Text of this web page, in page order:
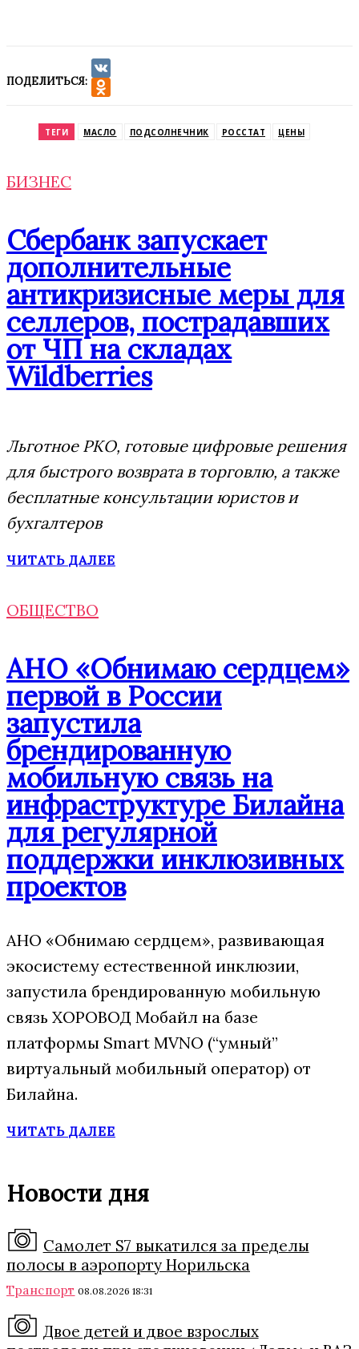
ПОДЕЛИТЬСЯ:
VK
ТЕГИ МАСЛО ПОДСОЛНЕЧНИК РОССТАТ ЦЕНЫ
БИЗНЕС
Сбербанк запускает
дополнительные
антикризисные меры для
селлеров, пострадавших
от ЧП на складах
Wildberries
Льготное РКО, готовые цифровые решения
для быстрого возврата в торговлю, а также
бесплатные консультации юристов и
бухгалтеров
ЧИТАТЬ ДАЛЕЕ
ОБЩЕСТВО
АНО «Обнимаю сердцем»
первой в России
запустила
брендированную
мобильную связь на
инфраструктуре Билайна
для регулярной
поддержки инклюзивных
проектов
АНО «Обнимаю сердцем», развивающая
экосистему естественной инклюзии,
запустила брендированную мобильную
связь ХОРОВОД Мобайл на базе
платформы Smart MVNO (“умный”
виртуальный мобильный оператор) от
Билайна.
ЧИТАТЬ ДАЛЕЕ
Новости дня
Самолет S7 выкатился за пределы
полосы в аэропорту Норильска
Транспорт 08.08.2026 18:31
Двое детей и двое взрослых